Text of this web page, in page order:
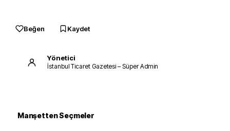
Beğen Kaydet
Yönetici
İstanbul Ticaret Gazetesi – Süper Admin
Manşetten Seçmeler